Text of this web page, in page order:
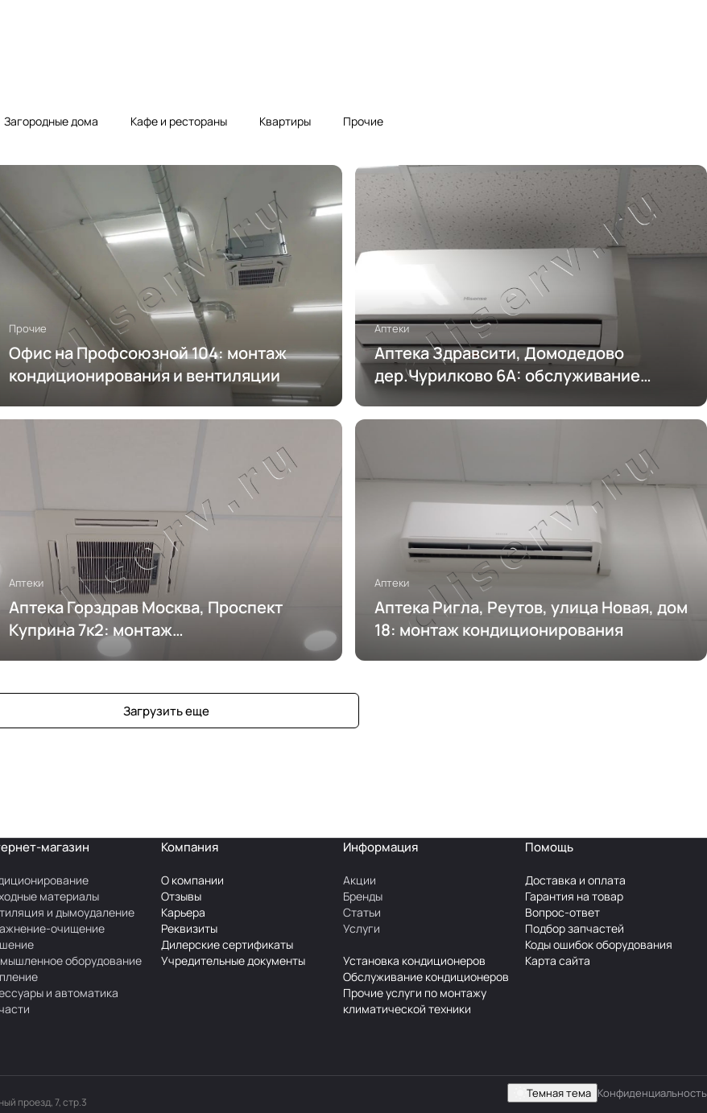
Загородные дома Кафе и рестораны Квартиры Прочие
Прочие
Офис на Профсоюзной 104: монтаж
кондиционирования и вентиляции
Аптеки
Аптека Здравсити, Домодедово
дер.Чурилково 6А: обслуживание
Аптеки
Аптека Горздрав Москва, Проспект
Куприна 7к2: монтаж
кондиционирования
Аптеки
Аптека Ригла, Реутов, улица Новая, дом
18: монтаж кондиционирования
Загрузить еще
магазин
материалы
и дымоудаление
очищение
оборудование
и автоматика
Компания
О компании
Отзывы
Карьера
Реквизиты
Дилерские сертификаты
Учредительные документы
Информация
Акции
Бренды
Статьи
Услуги
Установка кондиционеров
Обслуживание кондиционеров
Прочие услуги по монтажу
климатической техники
Помощь
Доставка и оплата
Гарантия на товар
Вопрос-ответ
Подбор запчастей
Коды ошибок оборудования
Карта сайта
проезд, 7, стр.3
Темная тема Конфиденциальность